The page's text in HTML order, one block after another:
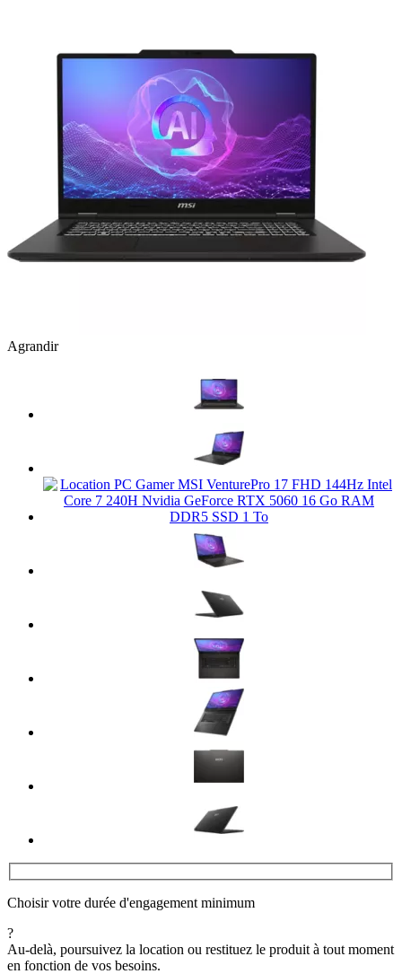
Agrandir
Choisir votre durée d'engagement minimum
?
Au-delà, poursuivez la location ou restituez le produit à tout moment
en fonction de vos besoins.